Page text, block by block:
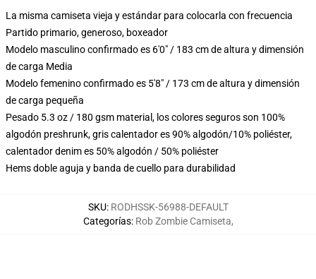
La misma camiseta vieja y estándar para colocarla con frecuencia
Partido primario, generoso, boxeador
Modelo masculino confirmado es 6'0" / 183 cm de altura y dimensión
de carga Media
Modelo femenino confirmado es 5'8" / 173 cm de altura y dimensión
de carga pequeña
Pesado 5.3 oz / 180 gsm material, los colores seguros son 100%
algodón preshrunk, gris calentador es 90% algodón/10% poliéster,
calentador denim es 50% algodón / 50% poliéster
Hems doble aguja y banda de cuello para durabilidad
SKU: RODHSSK-56988-DEFAULT
Categorías: Rob Zombie Camiseta,